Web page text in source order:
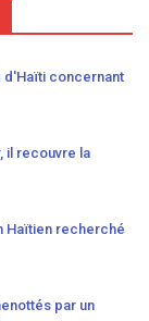
d'Haïti concernant
il recouvre la
Haïtien recherché
par un